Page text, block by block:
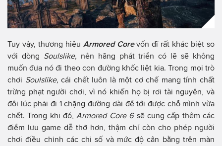
Tuy vậy, thương hiệu Armored Corevốn dĩ rất khác biệt so
với dòng Soulslike, nên hãng phát triển có lẽ sẽ không
muốn đưa nó đi theo con đường khốc liệt kia. Trong mọi trò
chơi Soulslike,cái chết luôn là một cơ chế mang tính chất
trừng phạt người chơi, vì nó khiến họ bị rơi tài nguyên, và
đôi lúc phải đi 1 chặng đường dài để tới được chỗ mình vừa
chết. Trong khi đó, Armored Core 6 sẽ cung cấp thêm các
điểm lưu game dễ thở hơn, thậm chí còn cho phép người
chơi điều chỉnh các chỉ số và mức độ cân bằng trên màn